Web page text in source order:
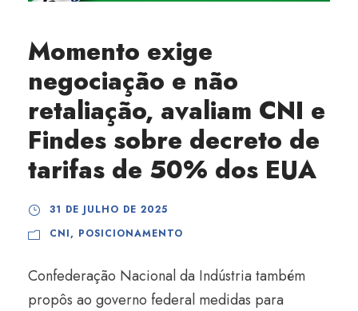
Momento exige
negociação e não
retaliação, avaliam CNI e
Findes sobre decreto de
tarifas de 50% dos EUA
31 DE JULHO DE 2025
CNI, POSICIONAMENTO
Confederação Nacional da Indústria também
propôs ao governo federal medidas para